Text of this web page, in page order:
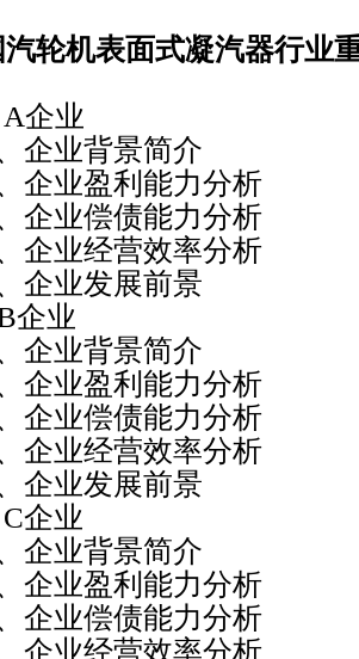
轮机表面式凝汽器行业
企业
背景简介
盈利能力分析
偿债能力分析
经营效率分析
发展前景
业
背景简介
盈利能力分析
偿债能力分析
经营效率分析
发展前景
企业
背景简介
盈利能力分析
偿债能力分析
经营效率分析